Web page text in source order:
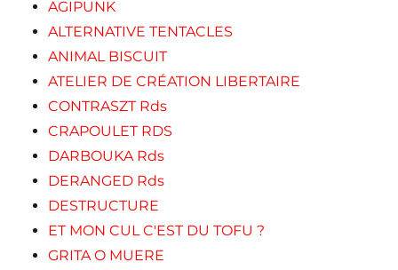
AGIPUNK
ALTERNATIVE TENTACLES
ANIMAL BISCUIT
ATELIER DE CRÉATION LIBERTAIRE
CONTRASZT Rds
CRAPOULET RDS
DARBOUKA Rds
DERANGED Rds
DESTRUCTURE
ET MON CUL C'EST DU TOFU ?
GRITA O MUERE